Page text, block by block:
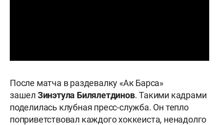
После матча в раздевалку «Ак Барса»
зашел Зинэтула Билялетдинов. Такими кадрами
поделилась клубная пресс-служба. Он тепло
поприветствовал каждого хоккеиста, ненадолго